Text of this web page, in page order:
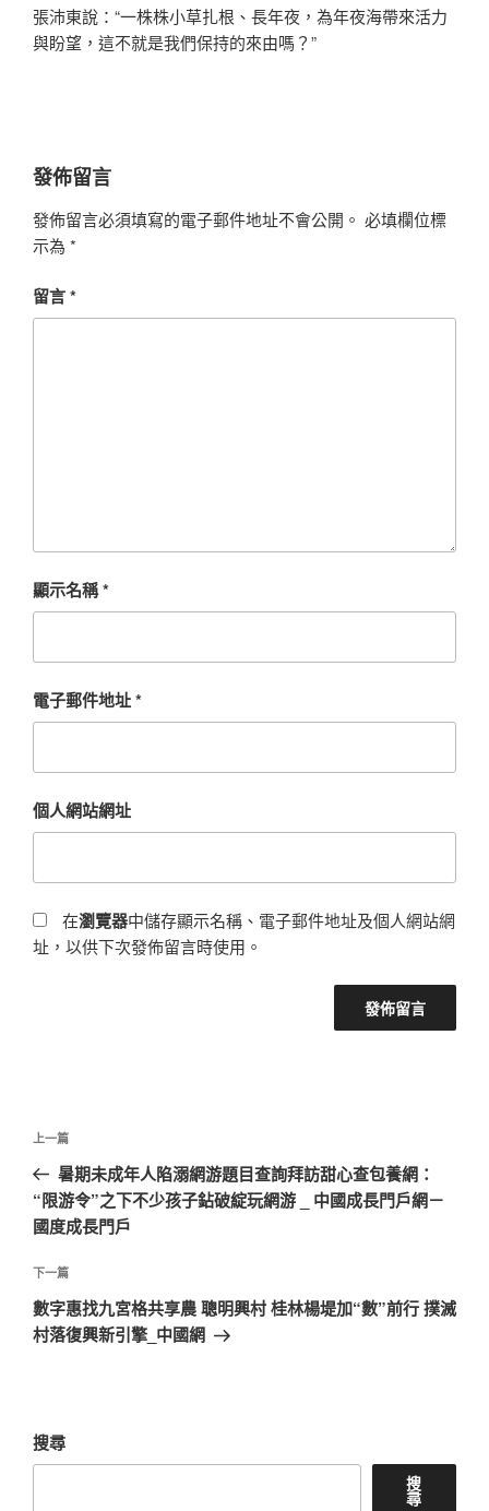
張沛東說：“一株株小草扎根、長年夜，為年夜海帶來活力
與盼望，這不就是我們保持的來由嗎？”
發佈留言
發佈留言必須填寫的電子郵件地址不會公開。 必填欄位標
示為 *
留言*
顯示名稱*
電子郵件地址*
個人網站網址
在瀏覽器中儲存顯示名稱、電子郵件地址及個人網站網
址，以供下次發佈留言時使用。
文
導
覽
上
一
篇
文
上一篇
暑期未成年人陷溺網游題目查詢拜訪甜心查包養網：
“限游令”之下不少孩子鉆破綻玩網游 _ 中國成長門戶網－
國度成長門戶
下
一
篇
下一篇
數字惠找九宮格共享農 聰明興村 桂林楊堤加“數”前行 撲滅
村落復興新引擎_中國網
搜尋
搜
尋